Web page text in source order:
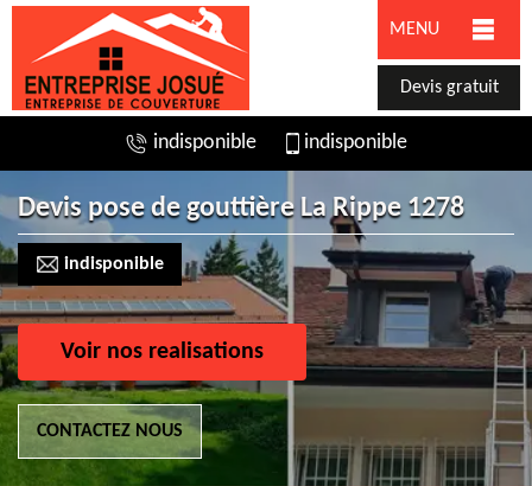
MENU
Devis gratuit
indisponible indisponible
Devis pose de gouttière La Rippe 1278
indisponible
Voir nos realisations
CONTACTEZ NOUS